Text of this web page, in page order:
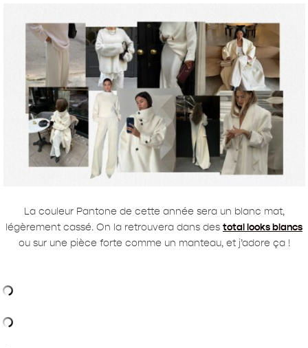
La couleur Pantone de cette année sera un blanc mat,
légèrement cassé. On la retrouvera dans des total looks blancs
ou sur une pièce forte comme un manteau, et j’adore ça !